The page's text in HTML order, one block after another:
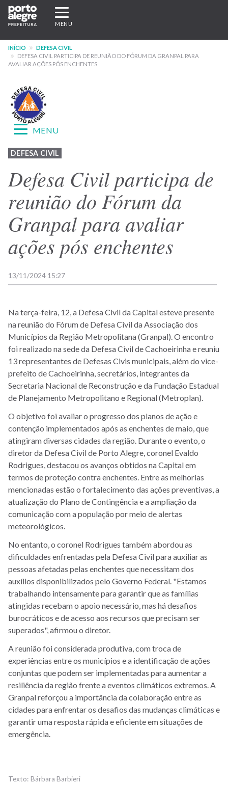
Pular
para
conteúdo
principal
Expandir/recolher
navegação
MENU
INÍCIO
DEFESA CIVIL
DEFESA CIVIL PARTICIPA DE REUNIÃO DO FÓRUM DA GRANPAL PARA
AVALIAR AÇÕES PÓS ENCHENTES
Menu
-
site
Defesa
Civil
Expandir/recolher
MENU
DEFESA CIVIL
Defesa Civil participa de
reunião do Fórum da
Granpal para avaliar
ações pós enchentes
13/11/2024 15:27
Na terça-feira, 12, a Defesa Civil da Capital esteve presente
na reunião do Fórum de Defesa Civil da Associação dos
Municípios da Região Metropolitana (Granpal). O encontro
foi realizado na sede da Defesa Civil de Cachoeirinha e reuniu
13 representantes de Defesas Civis municipais, além do vice-
prefeito de Cachoeirinha, secretários, integrantes da
Secretaria Nacional de Reconstrução e da Fundação Estadual
de Planejamento Metropolitano e Regional (Metroplan).
O objetivo foi avaliar o progresso dos planos de ação e
contenção implementados após as enchentes de maio, que
atingiram diversas cidades da região. Durante o evento, o
diretor da Defesa Civil de Porto Alegre, coronel Evaldo
Rodrigues, destacou os avanços obtidos na Capital em
termos de proteção contra enchentes. Entre as melhorias
mencionadas estão o fortalecimento das ações preventivas, a
atualização do Plano de Contingência e a ampliação da
comunicação com a população por meio de alertas
meteorológicos.
No entanto, o coronel Rodrigues também abordou as
dificuldades enfrentadas pela Defesa Civil para auxiliar as
pessoas afetadas pelas enchentes que necessitam dos
auxílios disponibilizados pelo Governo Federal. "Estamos
trabalhando intensamente para garantir que as famílias
atingidas recebam o apoio necessário, mas há desafios
burocráticos e de acesso aos recursos que precisam ser
superados", afirmou o diretor.
A reunião foi considerada produtiva, com troca de
experiências entre os municípios e a identificação de ações
conjuntas que podem ser implementadas para aumentar a
resiliência da região frente a eventos climáticos extremos. A
Granpal reforçou a importância da colaboração entre as
cidades para enfrentar os desafios das mudanças climáticas e
garantir uma resposta rápida e eficiente em situações de
emergência.
Bárbara Barbieri